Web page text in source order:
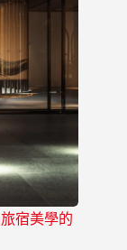
宿美學的